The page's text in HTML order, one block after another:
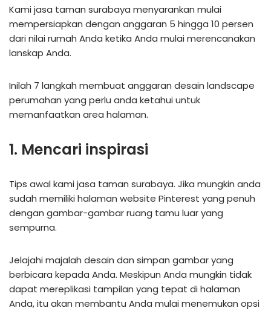
Kami jasa taman surabaya menyarankan mulai
mempersiapkan dengan anggaran 5 hingga 10 persen
dari nilai rumah Anda ketika Anda mulai merencanakan
lanskap Anda.
Inilah 7 langkah membuat anggaran desain landscape
perumahan yang perlu anda ketahui untuk
memanfaatkan area halaman.
1. Mencari inspirasi
Tips awal kami jasa taman surabaya. Jika mungkin anda
sudah memiliki halaman website Pinterest yang penuh
dengan gambar-gambar ruang tamu luar yang
sempurna.
Jelajahi majalah desain dan simpan gambar yang
berbicara kepada Anda. Meskipun Anda mungkin tidak
dapat mereplikasi tampilan yang tepat di halaman
Anda, itu akan membantu Anda mulai menemukan opsi